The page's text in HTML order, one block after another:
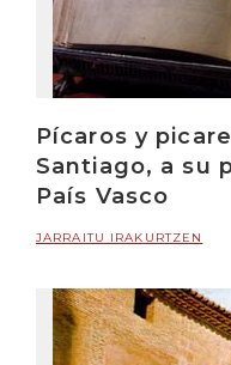
Pícaros y
Santiago, a su
País Vasco
JARRAITU IRAKURTZEN